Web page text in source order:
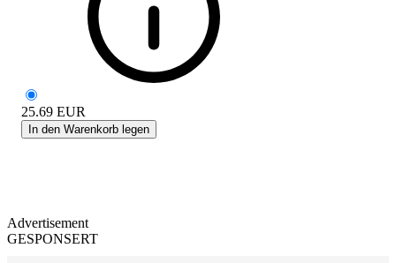
25.69 EUR
In den Warenkorb legen
Advertisement
GESPONSERT